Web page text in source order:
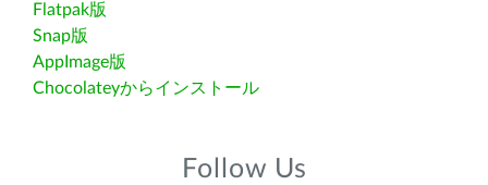
Flatpak版
Snap版
AppImage版
Chocolateyからインストール
Follow Us